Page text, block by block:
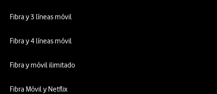
Fibra y 3 líneas móvil
Fibra y 4 líneas móvil
Fibra y móvil ilimitado
Fibra Móvil y Netflix